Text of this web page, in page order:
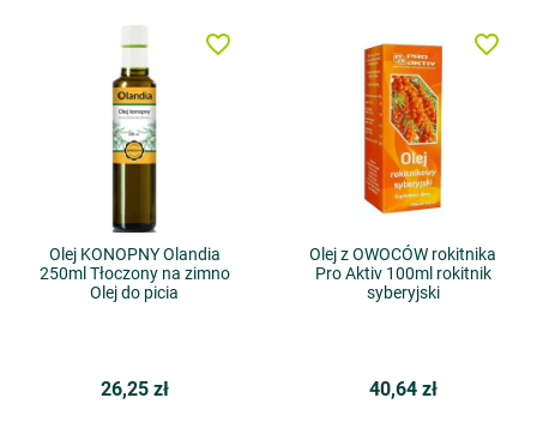
Olej KONOPNY Olandia
250ml Tłoczony na zimno
Olej do picia
26,25 zł
favorite_border
Olej z OWOCÓW rokitnika
Pro Aktiv 100ml rokitnik
syberyjski
40,64 zł
favorite_border